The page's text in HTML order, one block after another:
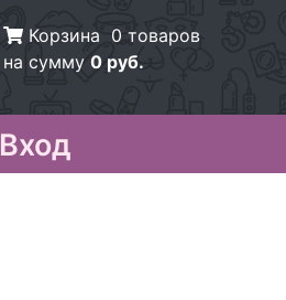
Корзина 0 товаров
на сумму 0 руб.
Вход